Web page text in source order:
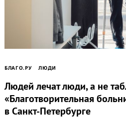
БЛАГО.РУ ЛЮДИ
Людей лечат люди, а не
«Благотворительная
в Санкт-Петербурге